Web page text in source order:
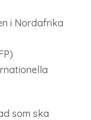
i Nordafrika
som ska